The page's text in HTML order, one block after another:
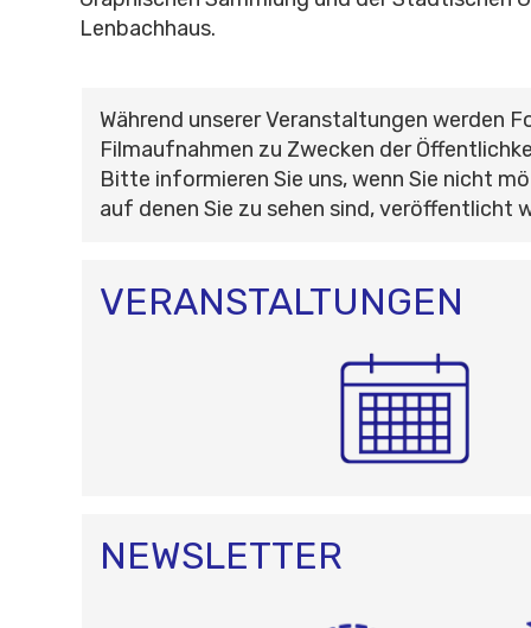
Lenbachhaus.
Während unserer Veranstaltungen werden
Filmaufnahmen zu Zwecken der
Bitte informieren Sie uns, wenn Sie nicht
auf denen Sie zu sehen sind, veröffentlicht
VERANSTALTUNGEN
NEWSLETTER